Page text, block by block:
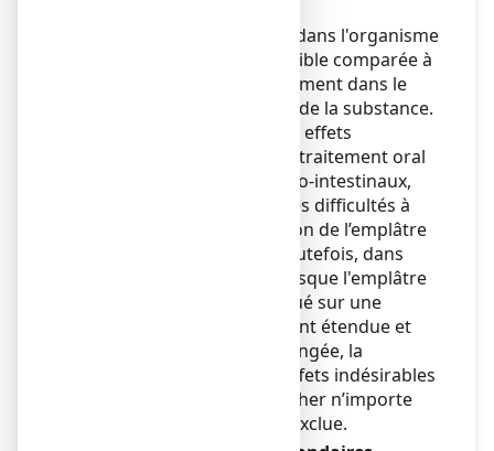
L'absorption de diclofénac dans l'organisme
à travers la peau est très faible comparée à
la concentration de médicament dans le
sang après une prise orale de la substance.
Le risque de développer les effets
indésirables induits par un traitement oral
(comme des troubles gastro-intestinaux,
hépatiques ou rénaux et des difficultés à
respirer) pendant l’utilisation de l’emplâtre
semble donc très faible. Toutefois, dans
certains cas particuliers lorsque l'emplâtre
médicamenteux est appliqué sur une
surface de peau relativement étendue et
pendant une période prolongée, la
possibilité de survenue d’effets indésirables
systémiques (pouvant toucher n’importe
quel organe) ne peut être exclue.